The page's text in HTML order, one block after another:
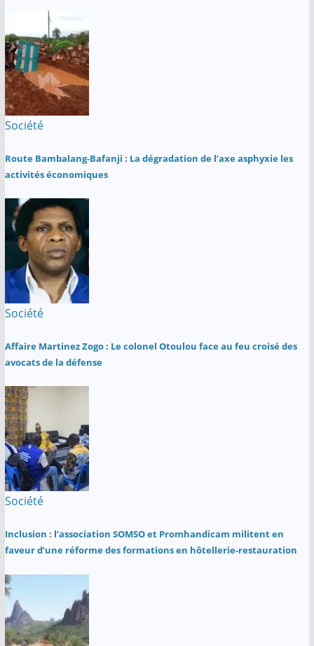
Société
Route Bambalang-Bafanji : La dégradation de l’axe asphyxie les
activités économiques
Société
Affaire Martinez Zogo : Le colonel Otoulou face au feu croisé des
avocats de la défense
Société
Inclusion : l’association SOMSO et Promhandicam militent en
faveur d’une réforme des formations en hôtellerie-restauration